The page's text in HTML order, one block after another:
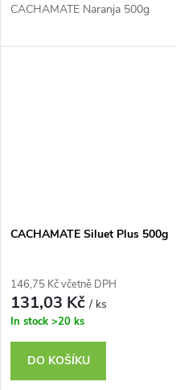
CACHAMATE Naranja 500g
CACHAMATE Siluet Plus 500g
146,75 Kč včetně DPH
131,03 Kč/ ks
In stock >20 ks
DO KOŠÍKU